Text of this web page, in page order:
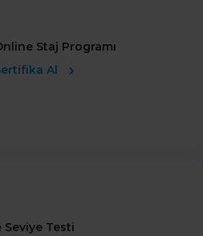
Staj Programı
Al
Testi